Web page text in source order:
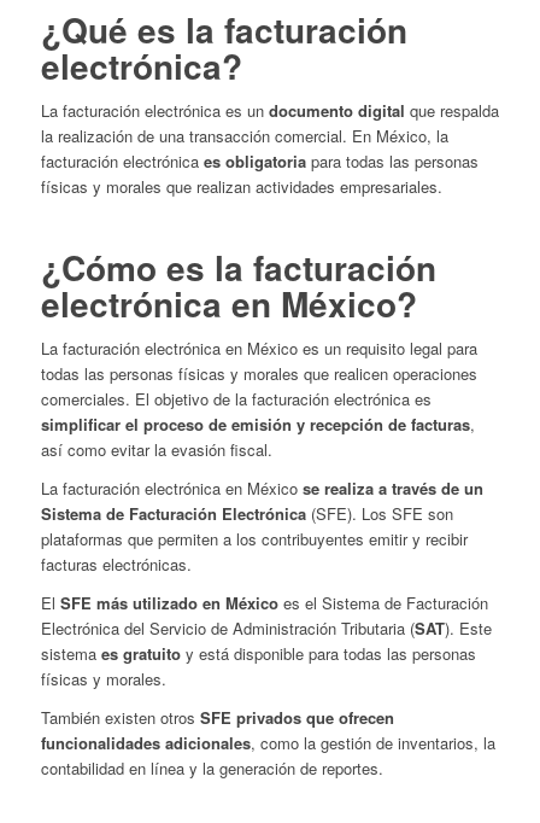
¿Qué es la facturación
electrónica?
La facturación electrónica es un documento digital que respalda
la realización de una transacción comercial. En México, la
facturación electrónicaes obligatoriapara todas las personas
físicas y morales que realizan actividades empresariales.
¿Cómo es la facturación
electrónica en México?
La facturación electrónica en México es un requisito legal para
todas las personas físicas y morales que realicen operaciones
comerciales. El objetivo de la facturación electrónica es
simplificar el proceso de emisión y recepción de facturas,
así como evitar la evasión fiscal.
La facturación electrónica en México se realiza a través de un
Sistema de Facturación Electrónica (SFE). Los SFE son
plataformas que permiten a los contribuyentes emitir y recibir
facturas electrónicas.
El SFE más utilizado en México es el Sistema de Facturación
Electrónica del Servicio de Administración Tributaria (SAT). Este
sistema es gratuitoy está disponible para todas las personas
físicas y morales.
También existen otros SFE privados que ofrecen
funcionalidades adicionales, como la gestión de inventarios, la
contabilidad en línea y la generación de reportes.